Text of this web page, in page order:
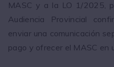
MASC y a la LO 1/2025,
Audiencia Provincial
enviar una comunicación
pago y ofrecer el MASC en